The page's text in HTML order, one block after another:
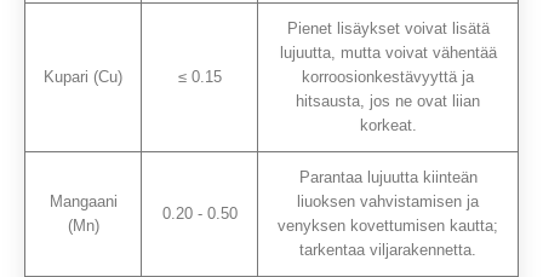
Kupari (Cu) ≤ 0.15
Pienet lisäykset voivat lisätä
lujuutta, mutta voivat vähentää
korroosionkestävyyttä ja
hitsausta, jos ne ovat liian
korkeat.
Mangaani
(Mn)
0.20 - 0.50
Parantaa lujuutta kiinteän
liuoksen vahvistamisen ja
venyksen kovettumisen kautta;
tarkentaa viljarakennetta.